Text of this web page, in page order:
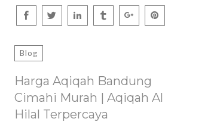
Blog
Harga Aqiqah Bandung
Cimahi Murah | Aqiqah Al
Hilal Terpercaya